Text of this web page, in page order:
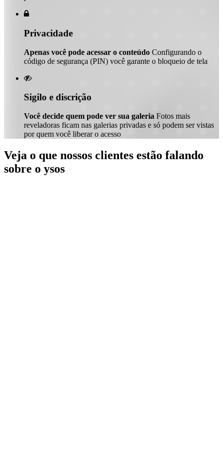

Privacidade
Apenas você pode acessar o conteúdo Configurando o
código de segurança (PIN) você garante o bloqueio de tela

Sigilo e discrição
Você decide quem pode ver sua galeria Fotos mais
reveladoras ficam nas galerias privadas e só podem ser vistas
por quem você liberar o acesso
Veja o que nossos clientes estão falando
sobre o ysos